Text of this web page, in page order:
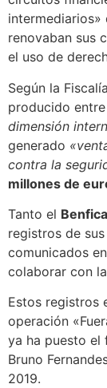
renovaban sus
el uso de
Según la
producido
dimensión
generado
contra la
millones de
Tanto el Benfica
registros de
comunicados
colaborar con
Estos registros
operación
ya ha puesto el
Bruno
2019.